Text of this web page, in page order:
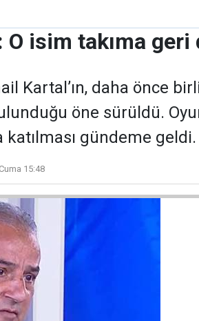
isim takıma geri
Kartal’ın, daha önce
öne sürüldü.
gündeme geldi.
15:48